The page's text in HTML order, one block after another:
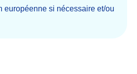
européenne si nécessaire et/ou